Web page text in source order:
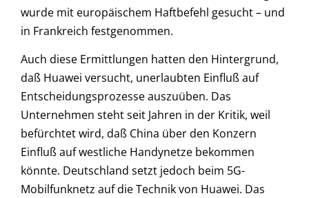
wurde mit europäischem Haftbefehl gesucht – und
in Frankreich festgenommen.
Auch diese Ermittlungen hatten den Hintergrund,
daß Huawei versucht, unerlaubten Einfluß auf
Entscheidungsprozesse auszuüben. Das
Unternehmen steht seit Jahren in der Kritik, weil
befürchtet wird, daß China über den Konzern
Einfluß auf westliche Handynetze bekommen
könnte. Deutschland setzt jedoch beim 5G-
Mobilfunknetz auf die Technik von Huawei. Das